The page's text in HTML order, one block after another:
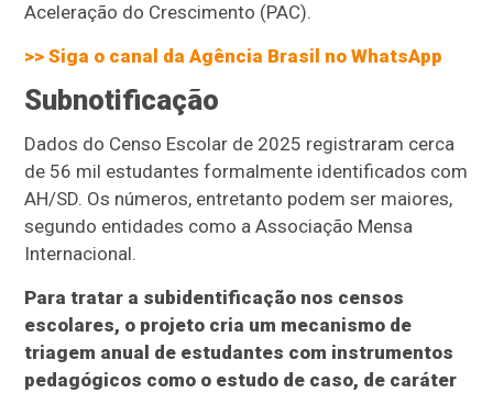
Aceleração do Crescimento (PAC).
>> Siga o canal daAgência Brasil no WhatsApp
Subnotificação
Dados do Censo Escolar de 2025 registraram cerca
de 56 mil estudantes formalmente identificados com
AH/SD. Os números, entretanto podem ser maiores,
segundo entidades como a Associação Mensa
Internacional.
Para tratar a subidentificação nos censos
escolares, o projeto cria um mecanismo de
triagem anual de estudantes com instrumentos
pedagógicos como o estudo de caso, de caráter